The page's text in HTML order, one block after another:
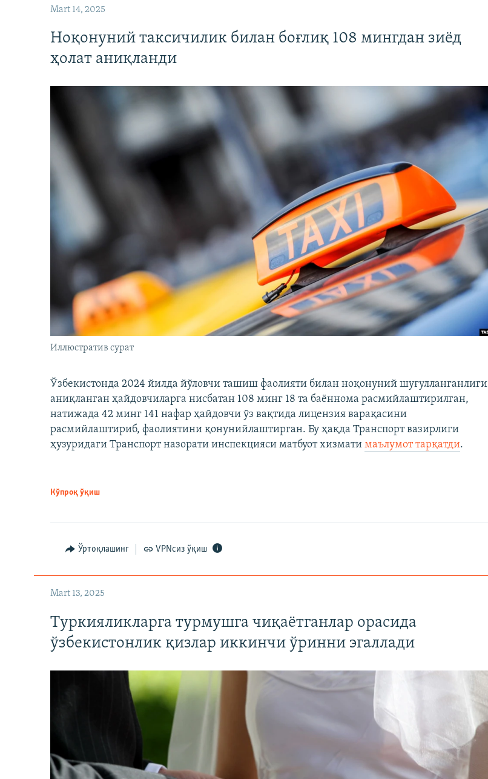
Mart 14, 2025
Ноқонуний таксичилик билан боғлиқ 108 мингдан зиёд
ҳолат аниқланди
Иллюстратив сурат
Ўзбекистонда 2024 йилда йўловчи ташиш фаолияти билан ноқонуний шуғулланганлиги
аниқланган ҳайдовчиларга нисбатан 108 минг 18 та баённома расмийлаштирилган,
натижада 42 минг 141 нафар ҳайдовчи ўз вақтида лицензия варақасини
расмийлаштириб, фаолиятини қонунийлаштирган. Бу ҳақда Транспорт вазирлиги
ҳузуридаги Транспорт назорати инспекцияси матбуот хизмати маълумот тарқатди.
Кўпроқ ўқиш
Ўртоқлашинг VPNсиз ўқиш
Mart 13, 2025
Туркияликларга турмушга чиқаётганлар орасида
ўзбекистонлик қизлар иккинчи ўринни эгаллади